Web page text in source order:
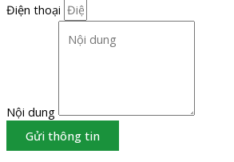
Điện thoại
Nội dung
Gửi thông tin